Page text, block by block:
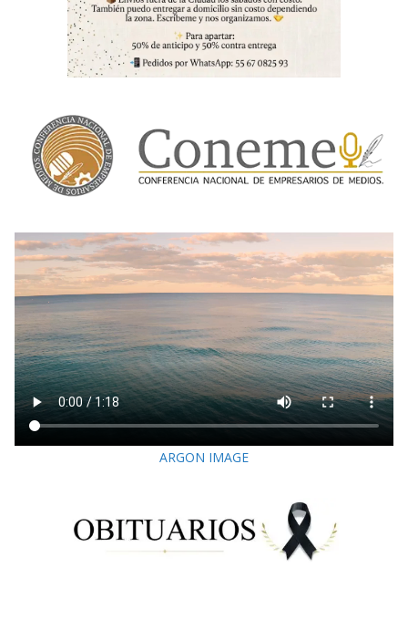
ARGON IMAGE